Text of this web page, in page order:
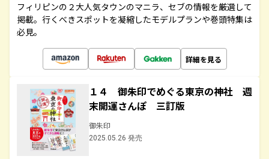
フィリピンの２大人気タウンのマニラ、セブの情報を厳選して
掲載。行くべきスポットを凝縮したモデルプランや巻頭特集は
必見。
詳細を見る
１４ 御朱印でめぐる東京の神社 週
末開運さんぽ 三訂版
御朱印
2025.05.26 発売